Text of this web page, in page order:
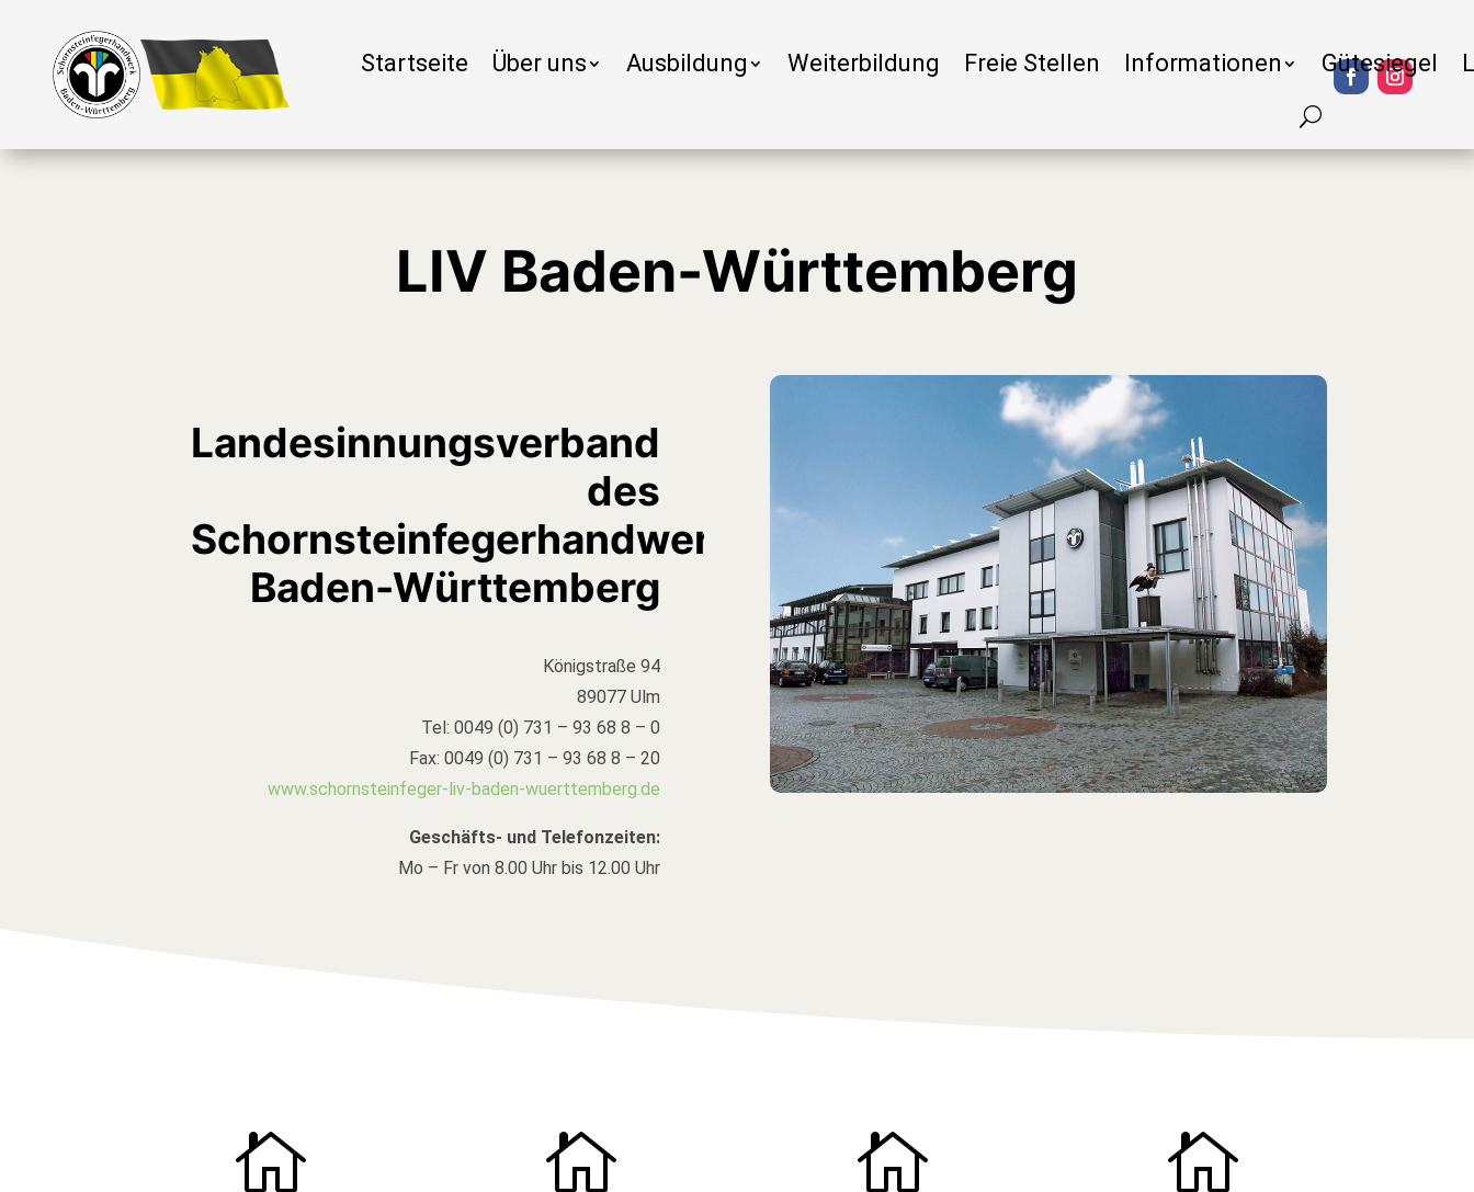
Startseite Über uns Ausbildung Weiterbildung Freie Stellen Informationen Gütesiegel
LIV Baden-Württemberg
Landesinnungsverband
des
Schornsteinfegerhandwerks
Baden-Württemberg
Königstraße 94
89077 Ulm
Tel: 0049 (0) 731 – 93 68 8 – 0
Fax: 0049 (0) 731 – 93 68 8 – 20
www.schornsteinfeger-liv-baden-wuerttemberg.de
Geschäfts- und Telefonzeiten:
Mo – Fr von 8.00 Uhr bis 12.00 Uhr
   